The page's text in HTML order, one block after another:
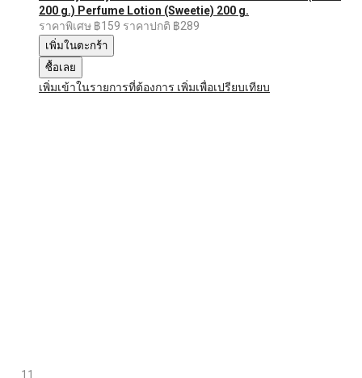
200 g.) Perfume Lotion (Sweetie) 200 g.
ราคาพิเศษ ฿159 ราคาปกติ ฿289
เพิ่มในตะกร้า
ซื้อเลย
เพิ่มเข้าในรายการที่ต้องการ เพิ่มเพื่อเปรียบเทียบ